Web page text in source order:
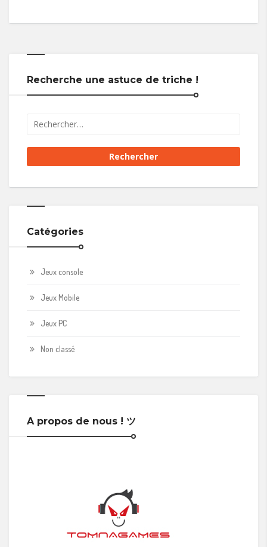
Recherche une astuce de triche !
Catégories
Jeux console
Jeux Mobile
Jeux PC
Non classé
A propos de nous ! ツ